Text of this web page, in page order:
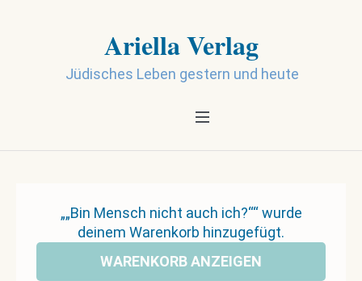
Ariella Verlag
Jüdisches Leben gestern und heute
„„Bin Mensch nicht auch ich?““ wurde
deinem Warenkorb hinzugefügt.
WARENKORB ANZEIGEN